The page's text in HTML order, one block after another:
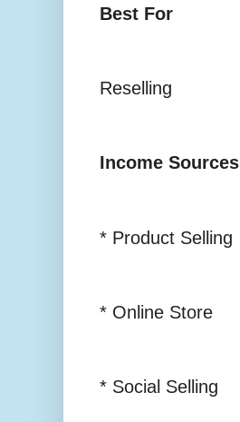
Best For
Reselling
Income Sources
* Product Selling
* Online Store
* Social Selling